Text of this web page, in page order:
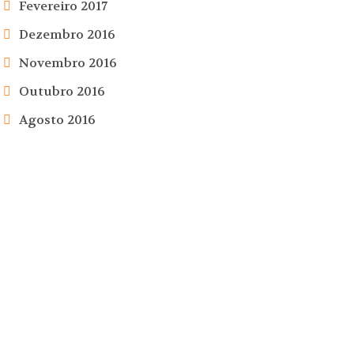
Fevereiro 2017
Dezembro 2016
Novembro 2016
Outubro 2016
Agosto 2016